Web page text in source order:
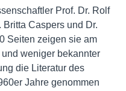
Prof. Dr. Rolf
Britta Caspers und Dr.
Seiten zeigen sie am
weniger bekannter
die Literatur des
Jahre genommen